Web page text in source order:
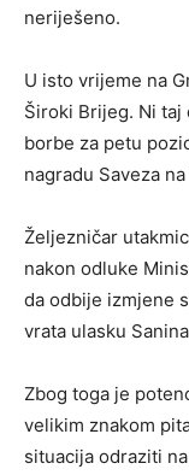
neriješeno.
U isto vrijeme na
Široki Brijeg. Ni taj
borbe za petu
nagradu Saveza
Željezničar
nakon odluke
da odbije izmjene
vrata ulasku
Zbog toga je
velikim znakom
situacija odraziti